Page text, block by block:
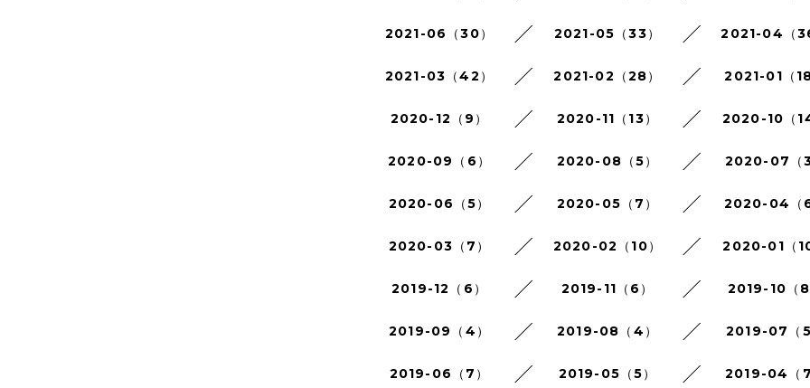
2021-06（30） 2021-05（33） 2021-04（
2021-03（42） 2021-02（28） 2021-01（18
2020-12（9） 2020-11（13） 2020-10（14
2020-09（6） 2020-08（5） 2020-07（3
2020-06（5） 2020-05（7） 2020-04（6
2020-03（7） 2020-02（10） 2020-01（10
2019-12（6） 2019-11（6） 2019-10（8
2019-09（4） 2019-08（4） 2019-07（5
2019-06（7） 2019-05（5） 2019-04（7